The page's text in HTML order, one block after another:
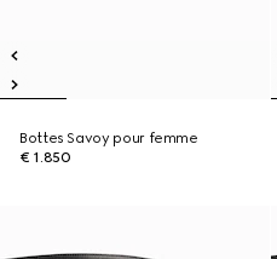
Bottes Savoy pour femme
€ 1.850